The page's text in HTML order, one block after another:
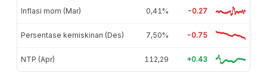
Inflasi mom (Mar) 0,41% -0.27
Persentase kemiskinan (Des) 7,50% -0.75
NTP (Apr) 112,29 +0.43